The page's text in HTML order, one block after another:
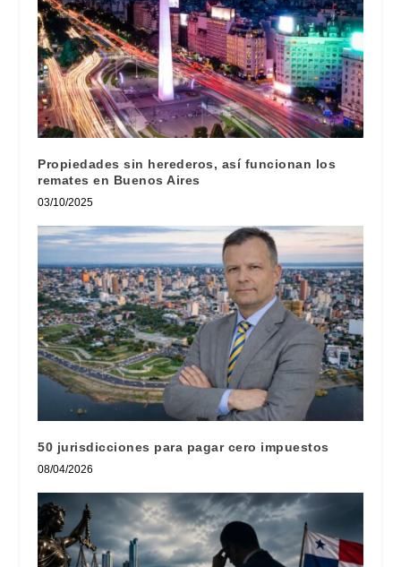
Propiedades sin herederos, así funcionan los
remates en Buenos Aires
03/10/2025
50 jurisdicciones para pagar cero impuestos
08/04/2026